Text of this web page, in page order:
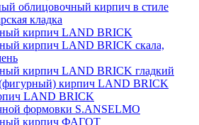
облицовочный кирпич в стиле
кладка
кирпич LAND BRICK
кирпич LAND BRICK скала,
кирпич LAND BRICK гладкий
кирпич LAND BRICK
LAND BRICK
формовки S.ANSELMO
кирпич ФАГОТ